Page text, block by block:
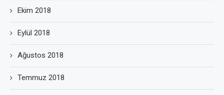
Ekim 2018
Eylül 2018
Ağustos 2018
Temmuz 2018